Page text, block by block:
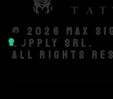
© 2026 Max
supply srl.
All rights